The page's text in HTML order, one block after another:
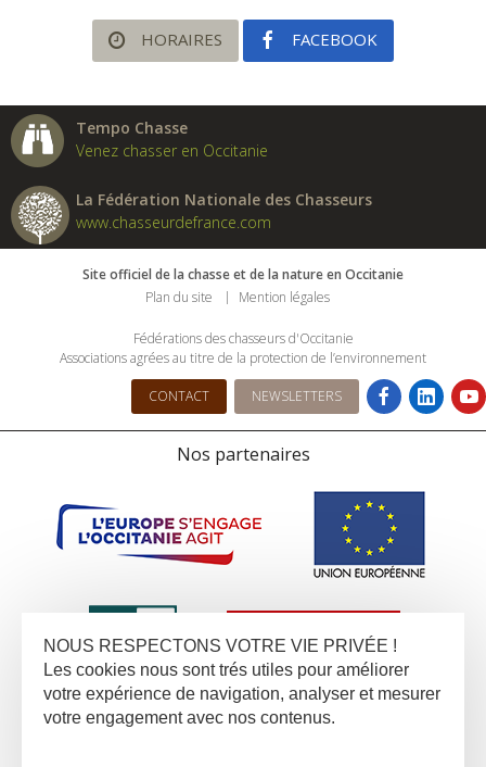
HORAIRES FACEBOOK
Tempo Chasse
Venez chasser en Occitanie
La Fédération Nationale des Chasseurs
www.chasseurdefrance.com
Site officiel de la chasse et de la nature en Occitanie
Plan du site
Mention légales
Fédérations des chasseurs d'Occitanie
Associations agrées au titre de la protection de l’environnement
CONTACT NEWSLETTERS
Nos partenaires
NOUS RESPECTONS VOTRE VIE PRIVÉE !
Les cookies nous sont trés utiles pour améliorer
votre expérience de navigation, analyser et mesurer
votre engagement avec nos contenus.